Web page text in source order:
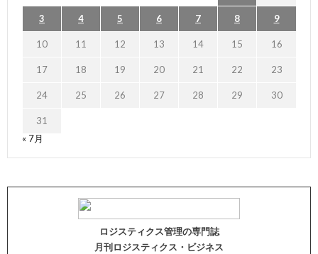
3 4 5 6 7 8 9
10 11 12 13 14 15 16
17 18 19 20 21 22 23
24 25 26 27 28 29 30
31
« 7月
ロジスティクス管理の専門誌
月刊ロジスティクス・ビジネス